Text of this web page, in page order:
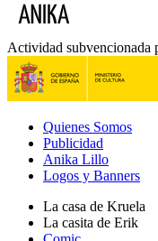
Actividad subvencionada
Quienes Somos
Publicidad
Anika Lillo
Logos y Banners
La casa de Kruela
La casita de Erik